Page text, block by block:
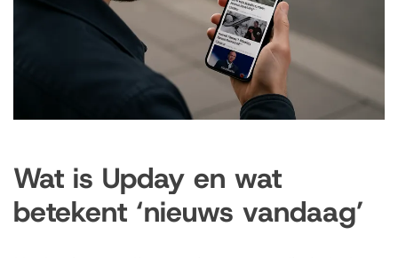
Wat is Upday en wat
betekent ‘nieuws vandaag’